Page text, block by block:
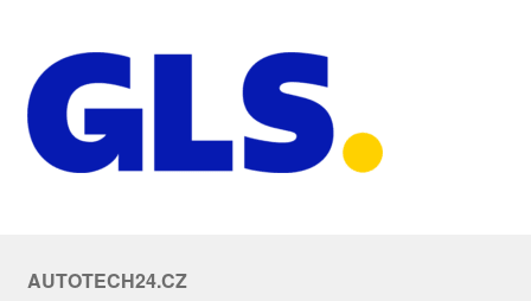
AUTOTECH24.CZ